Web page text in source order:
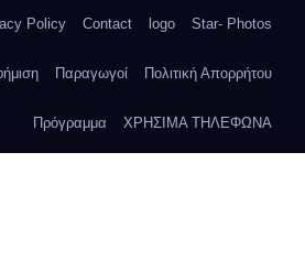
Policy Contact logo Star- Photos
Παραγωγοί Πολιτική Απορρήτου
Πρόγραμμα ΧΡΗΣΙΜΑ ΤΗΛΕΦΩΝΑ